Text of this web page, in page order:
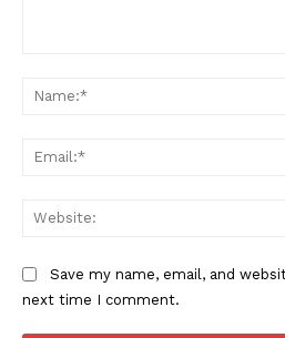
My account
Grievance Redressal
Save my name, email, and
next time I comment.